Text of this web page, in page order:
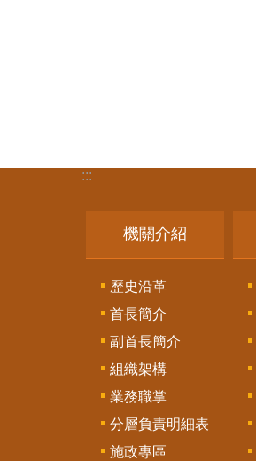
:::
機關介紹
歷史沿革
首長簡介
副首長簡介
組織架構
業務職掌
分層負責明細表
施政專區